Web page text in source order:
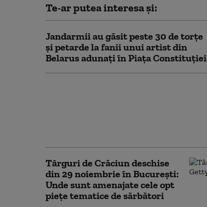
Te-ar putea interesa și:
Jandarmii au găsit peste 30 de torțe
și petarde la fanii unui artist din
Belarus adunați în Piața Constituției
Târguri de Crăciun deschise
din 29 noiembrie în București:
Unde sunt amenajate cele opt
piețe tematice de sărbători